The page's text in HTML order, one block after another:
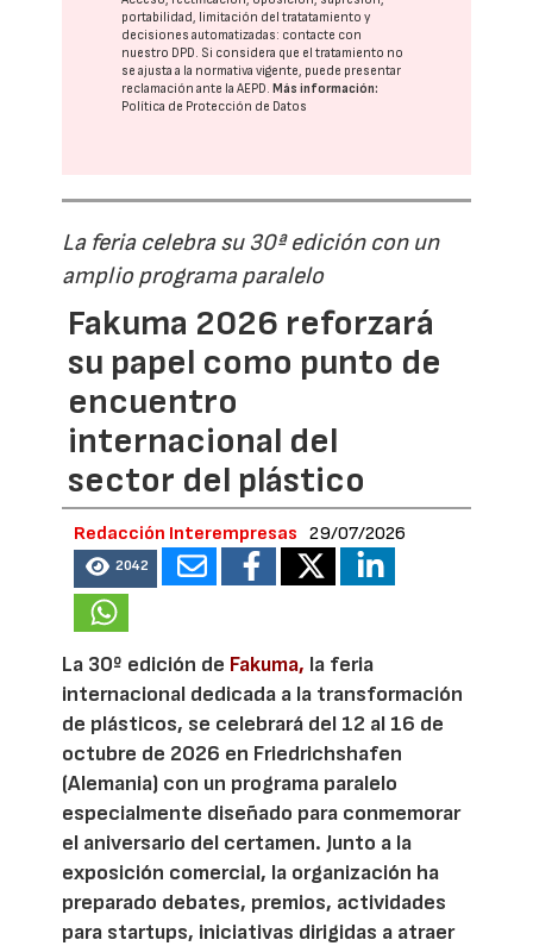
portabilidad, limitación del tratatamiento y
decisiones automatizadas: contacte con
nuestro DPD. Si considera que el tratamiento no
se ajusta a la normativa vigente, puede presentar
reclamación ante laAEPD. Más información:
Política de Protección de Datos
La feria celebra su 30ª edición con un
amplio programa paralelo
Fakuma 2026 reforzará
su papel como punto de
encuentro
internacional del
sector del plástico
Redacción Interempresas 29/07/2026
2042
La 30º edición de Fakuma, la feria
internacional dedicada a la transformación
de plásticos, se celebrará del 12 al 16 de
octubre de 2026 en Friedrichshafen
(Alemania) con un programa paralelo
especialmente diseñado para conmemorar
el aniversario del certamen. Junto a la
exposición comercial, la organización ha
preparado debates, premios, actividades
para startups, iniciativas dirigidas a atraer